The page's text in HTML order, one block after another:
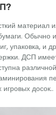
материал
Обычно
упаковка, и
ДСП
досок..